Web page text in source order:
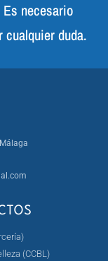
necesario
cualquier duda.
(CCBL)